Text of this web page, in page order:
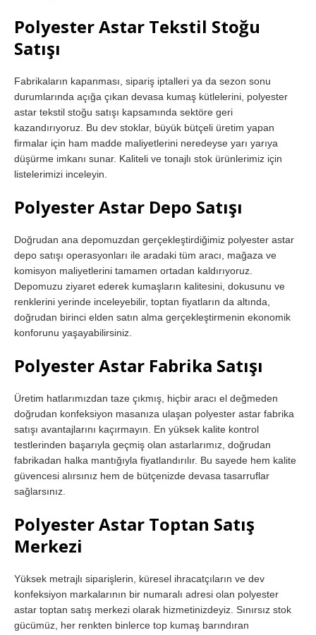
Polyester Astar Tekstil Stoğu
Satışı
Fabrikaların kapanması, sipariş iptalleri ya da sezon sonu
durumlarında açığa çıkan devasa kumaş kütlelerini, polyester
astar tekstil stoğu satışı kapsamında sektöre geri
kazandırıyoruz. Bu dev stoklar, büyük bütçeli üretim yapan
firmalar için ham madde maliyetlerini neredeyse yarı yarıya
düşürme imkanı sunar. Kaliteli ve tonajlı stok ürünlerimiz için
listelerimizi inceleyin.
Polyester Astar Depo Satışı
Doğrudan ana depomuzdan gerçekleştirdiğimiz polyester astar
depo satışı operasyonları ile aradaki tüm aracı, mağaza ve
komisyon maliyetlerini tamamen ortadan kaldırıyoruz.
Depomuzu ziyaret ederek kumaşların kalitesini, dokusunu ve
renklerini yerinde inceleyebilir, toptan fiyatların da altında,
doğrudan birinci elden satın alma gerçekleştirmenin ekonomik
konforunu yaşayabilirsiniz.
Polyester Astar Fabrika Satışı
Üretim hatlarımızdan taze çıkmış, hiçbir aracı el değmeden
doğrudan konfeksiyon masanıza ulaşan polyester astar fabrika
satışı avantajlarını kaçırmayın. En yüksek kalite kontrol
testlerinden başarıyla geçmiş olan astarlarımız, doğrudan
fabrikadan halka mantığıyla fiyatlandırılır. Bu sayede hem kalite
güvencesi alırsınız hem de bütçenizde devasa tasarruflar
sağlarsınız.
Polyester Astar Toptan Satış
Merkezi
Yüksek metrajlı siparişlerin, küresel ihracatçıların ve dev
konfeksiyon markalarının bir numaralı adresi olan polyester
astar toptan satış merkezi olarak hizmetinizdeyiz. Sınırsız stok
gücümüz, her renkten binlerce top kumaş barındıran